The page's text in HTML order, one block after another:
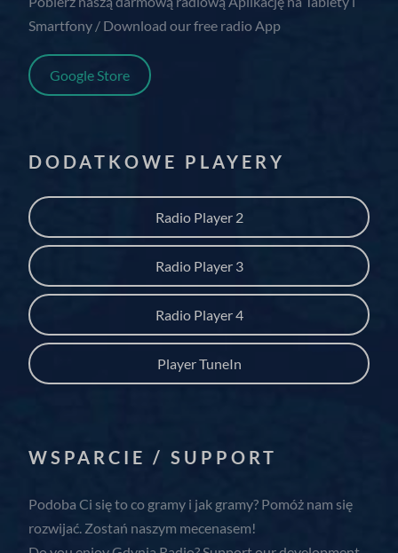
Smartfony / Download our free radio App
Google Store
DODATKOWE PLAYERY
Radio Player 2
Radio Player 3
Radio Player 4
Player TuneIn
WSPARCIE / SUPPORT
Podoba Ci się to co gramy i jak gramy? Pomóż nam się
rozwijać. Zostań naszym mecenasem!